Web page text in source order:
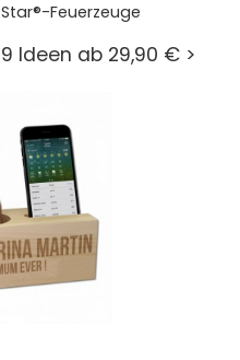
Star®-Feuerzeuge
9 Ideen ab 29,90 € >